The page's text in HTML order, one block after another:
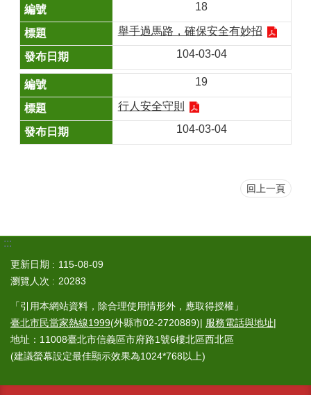
18
舉手過馬路，確保安全有妙招
104-03-04
19
行人安全守則
104-03-04
回上一頁
:::
更新日期
115-08-09
瀏覽人次
20283
「引用本網站資料，除合理使用情形外，應取得授權」
臺北市民當家熱線1999(外縣市02-2720889)| 服務電話與地址|
地址：11008臺北市信義區市府路1號6樓北區西北區
(建議螢幕設定最佳顯示效果為1024*768以上)